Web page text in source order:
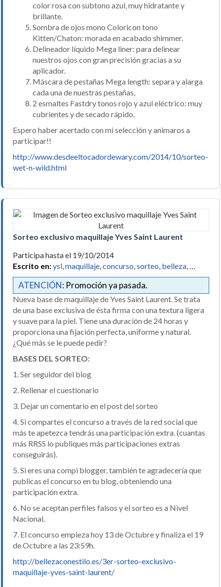
color rosa con subtono azul, muy hidratante y
brillante.
Sombra de ojos mono Coloricon tono
Kitten/Chaton: morada en acabado shimmer.
Delineador líquido Mega liner: para delinear
nuestros ojos con gran precisión gracias a su
aplicador.
Máscara de pestañas Mega length: separa y alarga
cada una de nuestras pestañas,
2 esmaltes Fastdry tonos rojo y azul eléctrico: muy
cubrientes y de secado rápido.
Espero haber acertado con mi selección y animaros a
participar!!
http://www.desdeeltocadordewary.com/2014/10/sorteo-
wet-n-wild.html
Sorteo exclusivo maquillaje Yves Saint Laurent
Participa hasta el 19/10/2014
Escrito en:ysl,maquillaje,concurso,sorteo, belleza, …
ATENCIÓN: Promoción ya pasada.
Nueva base de maquillaje de Yves Saint Laurent. Se trata
de una base exclusiva de ésta firma con una textura ligera
y suave para la piel. Tiene una duración de 24 horas y
proporciona una fijación perfecta, uniforme y natural.
¿Qué más se le puede pedir?
BASES DEL SORTEO:
1. Ser seguidor del blog
2. Rellenar el cuestionario
3. Dejar un comentario en el post del sorteo
4. Si compartes el concurso a través de la red social que
más te apetezca tendrás una participación extra. (cuantas
más RRSS lo publiques más participaciones extras
conseguirás).
5. Si eres una compi blogger, también te agradecería que
publicas el concurso en tu blog, obteniendo una
participación extra.
6. No se aceptan perfiles falsos y el sorteo es a Nivel
Nacional.
7. El concurso empieza hoy 13 de Octubre y finaliza el 19
de Octubre a las 23:59h.
http://bellezaconestilo.es/3er-sorteo-exclusivo-
maquillaje-yves-saint-laurent/